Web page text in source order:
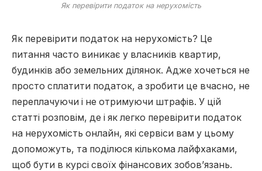
Як перевірити податок на нерухомість
Як перевірити податок на нерухомість? Це
питання часто виникає у власників квартир,
будинків або земельних ділянок. Адже хочеться не
просто сплатити податок, а зробити це вчасно, не
переплачуючи і не отримуючи штрафів. У цій
статті розповім, де і як легко перевірити податок
на нерухомість онлайн, які сервіси вам у цьому
допоможуть, та поділюся кількома лайфхаками,
щоб бути в курсі своїх фінансових зобов’язань.